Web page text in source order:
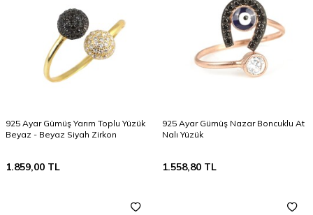
925 Ayar Gümüş Yarım Toplu Yüzük
Beyaz - Beyaz Siyah Zirkon
1.859,00 TL
925 Ayar Gümüş Nazar Boncuklu At
Nalı Yüzük
1.558,80 TL